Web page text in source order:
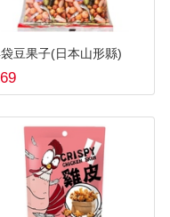
豆果子(日本山形縣)